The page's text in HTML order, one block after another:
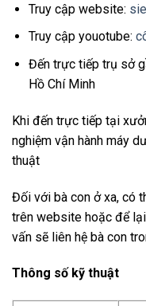
Truy cập website:
Truy cập youotube:
Đến trực tiếp trụ sở
Hồ Chí Minh
Khi đến trực tiếp tại
nghiệm vận hành máy
thuật
Đối với bà con ở xa, có
trên website hoặc để
vấn sẽ liên hệ bà con
Thông số kỹ thuật